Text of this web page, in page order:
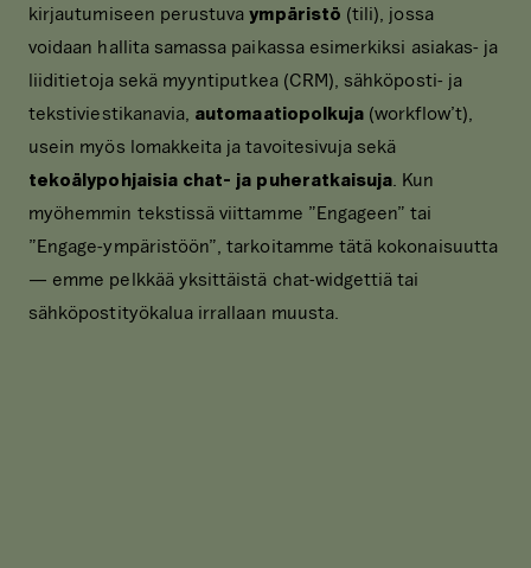
kirjautumiseen perustuvaympäristö (tili), jossa
voidaan hallita samassa paikassa esimerkiksi asiakas- ja
liiditietoja sekä myyntiputkea (CRM), sähköposti- ja
tekstiviestikanavia, automaatiopolkuja (workflow’t),
usein myös lomakkeita ja tavoitesivuja sekä
tekoälypohjaisia chat- ja puheratkaisuja . Kun
myöhemmin tekstissä viittamme ”Engageen” tai
”Engage-ympäristöön”, tarkoitamme tätä kokonaisuutta
— emme pelkkää yksittäistä chat-widgettiä tai
sähköpostityökalua irrallaan muusta.